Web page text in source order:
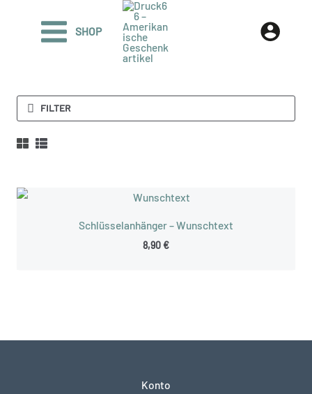
SHOP
FILTER
Schlüsselanhänger – Wunschtext
8,90 €
Konto